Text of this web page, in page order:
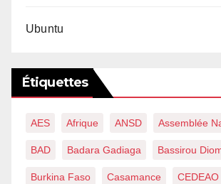
Ubuntu
Étiquettes
AES Afrique ANSD Assemblée
BAD Badara Gadiaga Bassirou
Burkina Faso Casamance CEDEAO